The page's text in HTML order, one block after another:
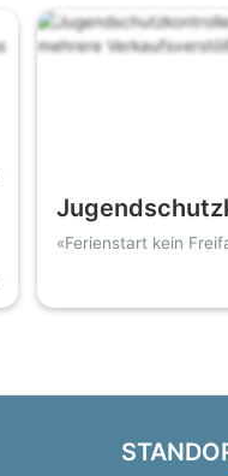
Karlstadt
«Ferienstart kein
decken Verkauf an